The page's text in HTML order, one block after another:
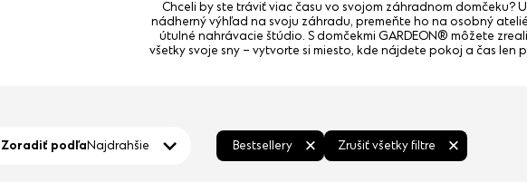
Chceli by ste tráviť viac času vo svojom záhradnom domčeku?
nádherný výhľad na svoju záhradu, premeňte ho na osobný
útulné nahrávacie štúdio. S domčekmi GARDEON® môžete
všetky svoje sny – vytvorte si miesto, kde nájdete pokoj a čas len
Zoradiť podľaNajdrahšie Bestsellery Zrušiť všetky filtre